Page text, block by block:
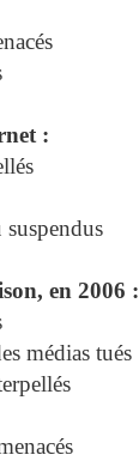
:
suspendus
en 2006 :
médias tués